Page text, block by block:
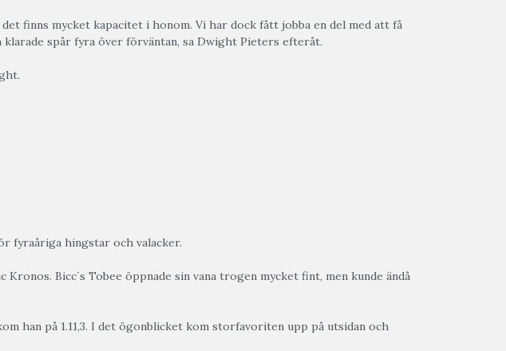
finns mycket kapacitet i honom. Vi har dock fått jobba en del med att få
spår fyra över förväntan, sa Dwight Pieters efteråt.
fyraåriga hingstar och valacker.
Bicc´s Tobee öppnade sin vana trogen mycket fint, men kunde ändå
han på 1.11,3. I det ögonblicket kom storfavoriten upp på utsidan och